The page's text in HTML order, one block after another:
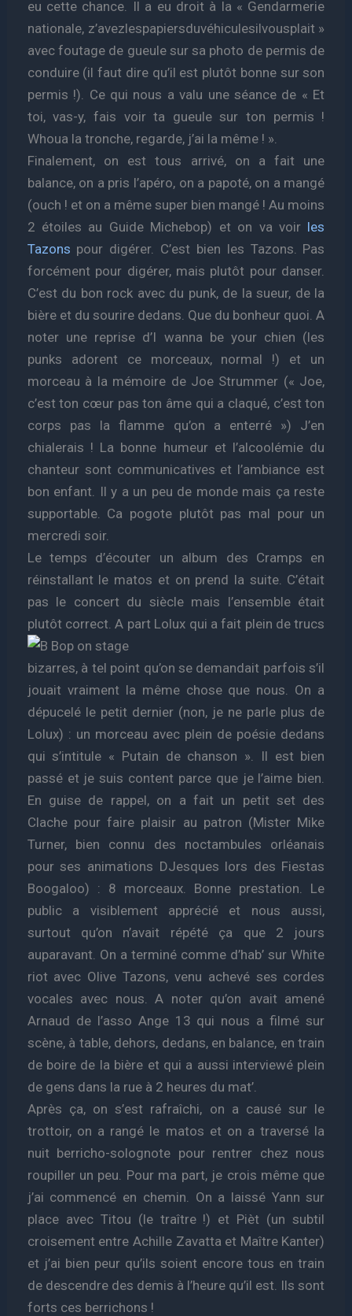
eu cette chance. Il a eu droit à la « Gendarmerie
nationale, z’avezlespapiersduvéhiculesilvousplait »
avec foutage de gueule sur sa photo de permis de
conduire (il faut dire qu’il est plutôt bonne sur son
permis !). Ce qui nous a valu une séance de « Et
toi, vas-y, fais voir ta gueule sur ton permis !
Whoua la tronche, regarde, j’ai la même ! ».
Finalement, on est tous arrivé, on a fait une
balance, on a pris l’apéro, on a papoté, on a mangé
(ouch ! et on a même super bien mangé ! Au moins
2 étoiles au Guide Michebop) et on va voir les
Tazons pour digérer. C’est bien les Tazons. Pas
forcément pour digérer, mais plutôt pour danser.
C’est du bon rock avec du punk, de la sueur, de la
bière et du sourire dedans. Que du bonheur quoi. A
noter une reprise d’I wanna be your chien (les
punks adorent ce morceaux, normal !) et un
morceau à la mémoire de Joe Strummer (« Joe,
c’est ton cœur pas ton âme qui a claqué, c’est ton
corps pas la flamme qu’on a enterré ») J’en
chialerais ! La bonne humeur et l’alcoolémie du
chanteur sont communicatives et l’ambiance est
bon enfant. Il y a un peu de monde mais ça reste
supportable. Ca pogote plutôt pas mal pour un
mercredi soir.
Le temps d’écouter un album des Cramps en
réinstallant le matos et on prend la suite. C’était
pas le concert du siècle mais l’ensemble était
plutôt correct. A part Lolux qui a fait plein de trucs
bizarres, à tel point qu’on se demandait parfois s’il
jouait vraiment la même chose que nous. On a
dépucelé le petit dernier (non, je ne parle plus de
Lolux) : un morceau avec plein de poésie dedans
qui s’intitule « Putain de chanson ». Il est bien
passé et je suis content parce que je l’aime bien.
En guise de rappel, on a fait un petit set des
Clache pour faire plaisir au patron (Mister Mike
Turner, bien connu des noctambules orléanais
pour ses animations DJesques lors des Fiestas
Boogaloo) : 8 morceaux. Bonne prestation. Le
public a visiblement apprécié et nous aussi,
surtout qu’on n’avait répété ça que 2 jours
auparavant. On a terminé comme d’hab’ sur White
riot avec Olive Tazons, venu achevé ses cordes
vocales avec nous. A noter qu’on avait amené
Arnaud de l’asso Ange 13 qui nous a filmé sur
scène, à table, dehors, dedans, en balance, en train
de boire de la bière et qui a aussi interviewé plein
de gens dans la rue à 2 heures du mat’.
Après ça, on s’est rafraîchi, on a causé sur le
trottoir, on a rangé le matos et on a traversé la
nuit berricho-solognote pour rentrer chez nous
roupiller un peu. Pour ma part, je crois même que
j’ai commencé en chemin. On a laissé Yann sur
place avec Titou (le traître !) et Pièt (un subtil
croisement entre Achille Zavatta et Maître Kanter)
et j’ai bien peur qu’ils soient encore tous en train
de descendre des demis à l’heure qu’il est. Ils sont
forts ces berrichons !